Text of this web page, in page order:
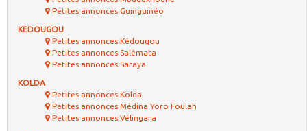
Petites annonces Guinguinéo
KEDOUGOU
Petites annonces Kédougou
Petites annonces Salémata
Petites annonces Saraya
KOLDA
Petites annonces Kolda
Petites annonces Médina Yoro Foulah
Petites annonces Vélingara